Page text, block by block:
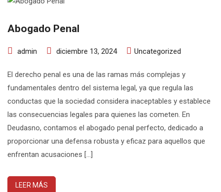
Abogado Penal
admin diciembre 13, 2024 Uncategorized
El derecho penal es una de las ramas más complejas y
fundamentales dentro del sistema legal, ya que regula las
conductas que la sociedad considera inaceptables y establece
las consecuencias legales para quienes las cometen. En
Deudasno, contamos el abogado penal perfecto, dedicado a
proporcionar una defensa robusta y eficaz para aquellos que
enfrentan acusaciones […]
LEER MÁS